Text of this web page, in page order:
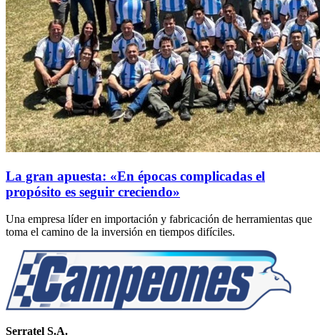
La gran apuesta: «En épocas complicadas el
propósito es seguir creciendo»
Una empresa líder en importación y fabricación de herramientas que
toma el camino de la inversión en tiempos difíciles.
Serratel S.A.